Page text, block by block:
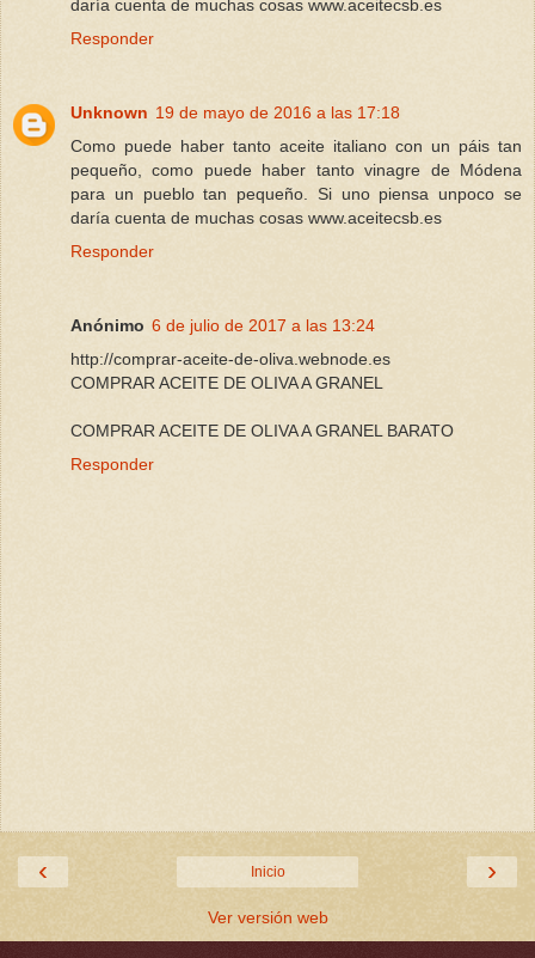
daría cuenta de muchas cosas www.aceitecsb.es
Responder
Unknown 19 de mayo de 2016 a las 17:18
Como puede haber tanto aceite italiano con un páis tan
pequeño, como puede haber tanto vinagre de Módena
para un pueblo tan pequeño. Si uno piensa unpoco se
daría cuenta de muchas cosas www.aceitecsb.es
Responder
Anónimo 6 de julio de 2017 a las 13:24
http://comprar-aceite-de-oliva.webnode.es
COMPRAR ACEITE DE OLIVA A GRANEL
COMPRAR ACEITE DE OLIVA A GRANEL BARATO
Responder
‹ ›
Inicio
Ver versión web